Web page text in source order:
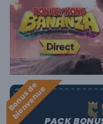
B
o
n
u
s
d
e
b
i
e
n
v
e
n
u
ePACK